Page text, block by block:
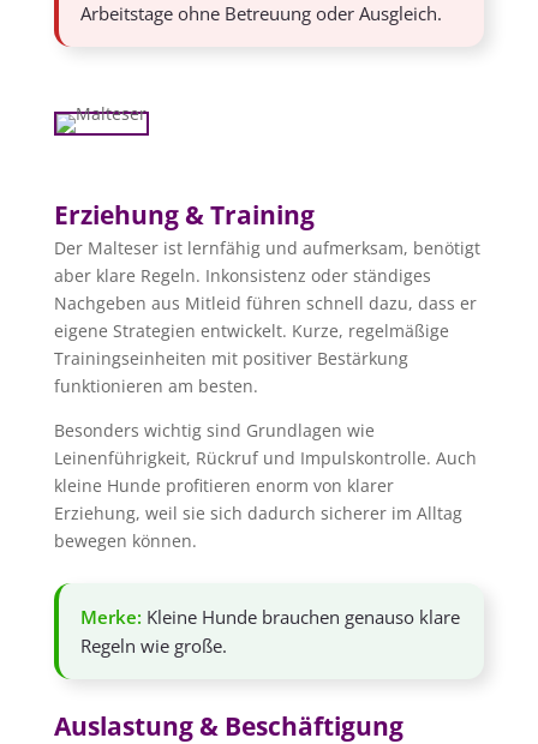
Arbeitstage ohne Betreuung oder Ausgleich.
Erziehung & Training
Der Malteser ist lernfähig und aufmerksam, benötigt
aber klare Regeln. Inkonsistenz oder ständiges
Nachgeben aus Mitleid führen schnell dazu, dass er
eigene Strategien entwickelt. Kurze, regelmäßige
Trainingseinheiten mit positiver Bestärkung
funktionieren am besten.
Besonders wichtig sind Grundlagen wie
Leinenführigkeit, Rückruf und Impulskontrolle. Auch
kleine Hunde profitieren enorm von klarer
Erziehung, weil sie sich dadurch sicherer im Alltag
bewegen können.
Merke: Kleine Hunde brauchen genauso klare
Regeln wie große.
Auslastung & Beschäftigung